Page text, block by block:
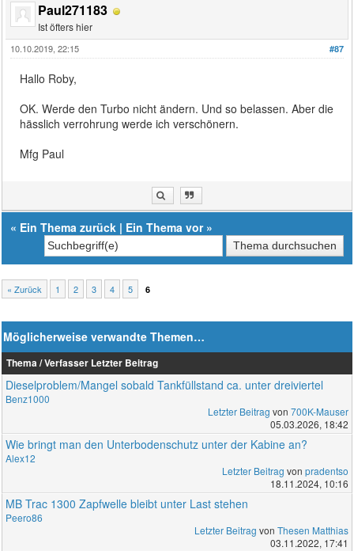
Paul271183
Ist öfters hier
#87
10.10.2019, 22:15
Hallo Roby,
OK. Werde den Turbo nicht ändern. Und so belassen. Aber die
hässlich verrohrung werde ich verschönern.
Mfg Paul
« Ein Thema zurück | Ein Thema vor»
« Zurück 1 2 3 4 5 6
Möglicherweise verwandte Themen…
Thema / Verfasser Letzter Beitrag
Dieselproblem/Mangel sobald Tankfüllstand ca. unter dreiviertel
Benz1000
Letzter Beitrag von 700K-Mauser
05.03.2026, 18:42
Wie bringt man den Unterbodenschutz unter der Kabine an?
Alex12
Letzter Beitrag von pradentso
18.11.2024, 10:16
MB Trac 1300 Zapfwelle bleibt unter Last stehen
Peero86
Letzter Beitrag von Thesen Matthias
03.11.2022, 17:41